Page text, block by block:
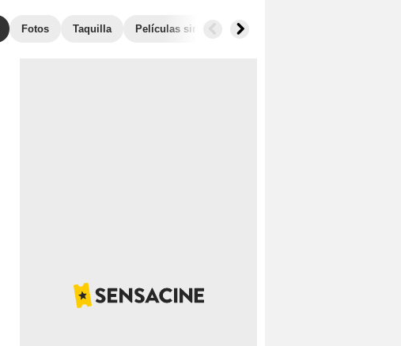
Fotos Taquilla Películas similares